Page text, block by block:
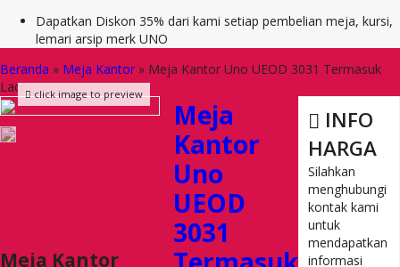
Dapatkan Diskon 35% dari kami setiap pembelian meja, kursi,
lemari arsip merk UNO
Beranda » Meja Kantor » Meja Kantor Uno UEOD 3031 Termasuk
Laci
click image to preview
Meja
Kantor
Uno
UEOD
3031
INFO
HARGA
Silahkan
menghubungi
kontak kami
untuk
mendapatkan
informasi
Meja Kantor